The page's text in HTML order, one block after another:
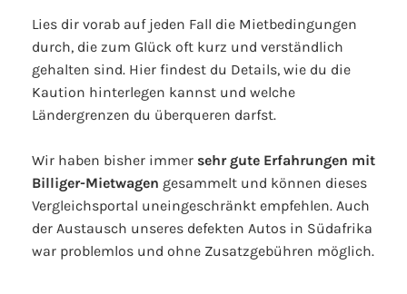
Lies dir vorab auf jeden Fall die Mietbedingungen
durch, die zum Glück oft kurz und verständlich
gehalten sind. Hier findest du Details, wie du die
Kaution hinterlegen kannst und welche
Ländergrenzen du überqueren darfst.
Wir haben bisher immer sehr gute Erfahrungen mit
Billiger-Mietwagen gesammelt und können dieses
Vergleichsportal uneingeschränkt empfehlen. Auch
der Austausch unseres defekten Autos in Südafrika
war problemlos und ohne Zusatzgebühren möglich.